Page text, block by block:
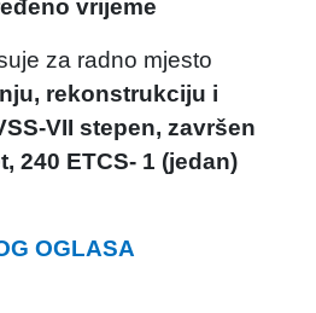
vrijeme
za radno mjesto
rekonstrukciju i
VII stepen, završen
240 ETCS- 1 (jedan)
OGLASA